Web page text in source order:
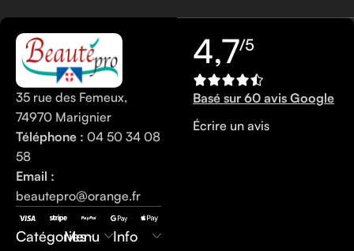
35 rue des Femeux,
74970 Marignier
Téléphone : 04 50 34 08
58
Email :
beautepro@orange.fr
Catégories
Menu Info
4,7/5
Basé sur 60 avis Google
Écrire un avis